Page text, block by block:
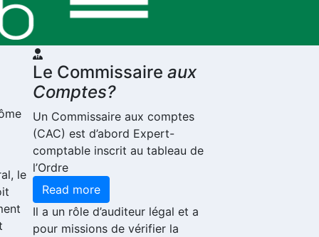
le
Le Commissaire aux
Comptes?
Un Commissaire aux comptes
(CAC) est d’abord Expert-
comptable inscrit au tableau de
l’Ordre
Read more
Il a un rôle d’auditeur légal et a
pour missions de vérifier la